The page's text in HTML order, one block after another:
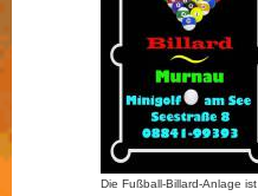
Die Fußball-Billard-Anlage ist